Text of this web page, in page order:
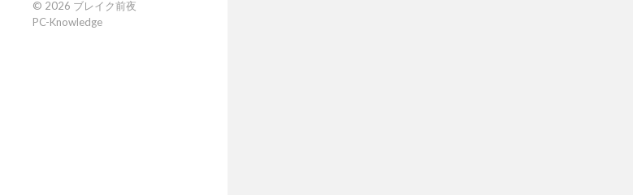
© 2026 ブレイク前夜
PC-Knowledge